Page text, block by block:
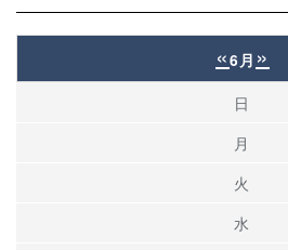
«6月 »
日
月
火
水